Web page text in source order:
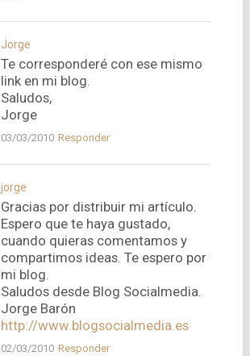
Jorge
Te corresponderé con ese mismo
link en mi blog.
Saludos,
Jorge
03/03/2010 Responder
jorge
Gracias por distribuir mi artí­culo.
Espero que te haya gustado,
cuando quieras comentamos y
compartimos ideas. Te espero por
mi blog.
Saludos desde Blog Socialmedia.
Jorge Barón
http://www.blogsocialmedia.es
02/03/2010 Responder